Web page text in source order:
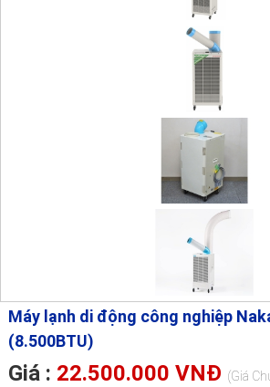
Máy lạnh di động công nghiệp
(8.500BTU)
Giá : 22.500.000 VNĐ (Giá